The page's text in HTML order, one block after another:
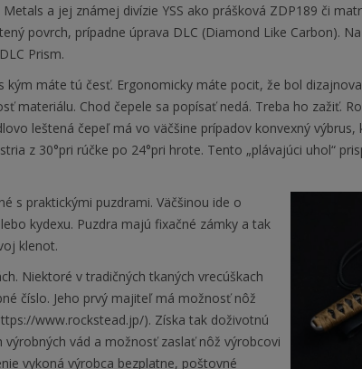
a jej známej divízie YSS ako prášková ZDP189 či
povrch, prípadne úprava DLC (Diamond Like Carbon).
Prism.
kým máte tú česť. Ergonomicky máte pocit, že bol
materiálu. Chod čepele sa popísať nedá. Treba ho zažiť.
leštená čepeľ má vo väčšine prípadov konvexný výbrus,
z 30°pri rúčke po 24°pri hrote. Tento „plávajúci uhol“
s praktickými puzdrami. Väčšinou ide o
kydexu. Puzdra majú fixačné zámky a tak
klenot.
Niektoré v tradičných tkaných vrecúškach
číslo. Jeho prvý majiteľ má možnosť nôž
www.rockstead.jp/). Získa tak doživotnú
výrobných vád a možnosť zaslať nôž výrobcovi
vykoná výrobca bezplatne, poštovné